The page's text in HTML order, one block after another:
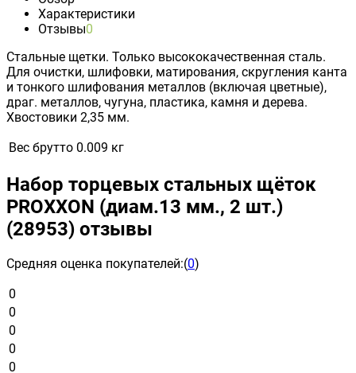
Характеристики
Отзывы0
Стальные щетки. Только высококачественная сталь.
Для очистки, шлифовки, матирования, скругления канта
и тонкого шлифования металлов (включая цветные),
драг. металлов, чугуна, пластика, камня и дерева.
Хвостовики 2,35 мм.
Вес брутто 0.009 кг
Набор торцевых стальных щёток
PROXXON (диам.13 мм., 2 шт.)
(28953) отзывы
Средняя оценка покупателей:(0)
0
0
0
0
0